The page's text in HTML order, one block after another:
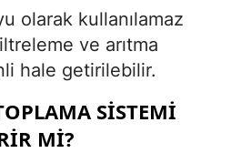
olarak kullanılamaz
ve arıtma
hale getirilebilir.
SISTEMI
MI?